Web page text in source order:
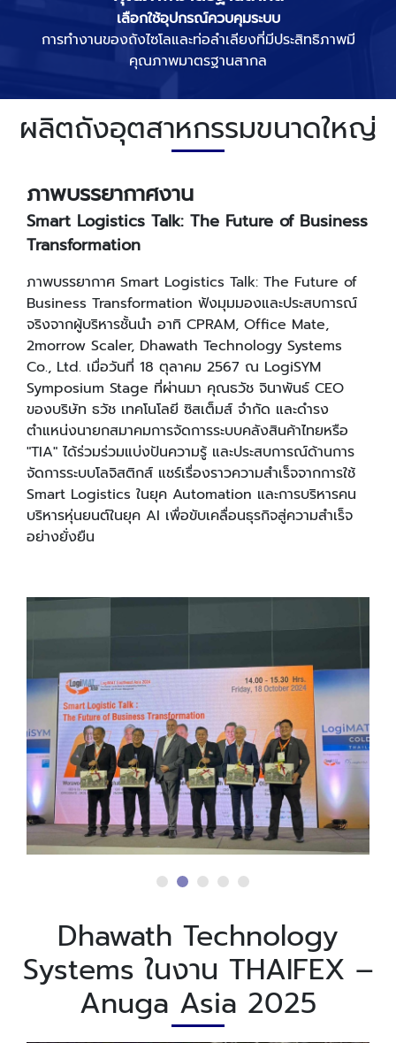
เลือกใช้อุปกรณ์ควบคุมระบบ
การทำงานของถังไซโลและท่อลำเลียงที่มีประสิทธิภาพมี
คุณภาพมาตรฐานสากล
ผลิตถังอุตสาหกรรมขนาดใหญ่
ภาพบรรยากาศงาน
Smart Logistics Talk: The Future of Business
Transformation
ภาพบรรยากาศ Smart Logistics Talk: The Future of
Business Transformation ฟังมุมมองและประสบการณ์
จริงจากผู้บริหารชั้นนำ อาทิ CPRAM, Office Mate,
2morrow Scaler, Dhawath Technology Systems
Co., Ltd. เมื่อวันที่ 18 ตุลาคม 2567 ณ LogiSYM
Symposium Stage ที่ผ่านมา คุณธวัช จินาพันธ์ CEO
ของบริษัท ธวัช เทคโนโลยี ซิสเต็มส์ จำกัด และดำรง
ตำแหน่งนายกสมาคมการจัดการระบบคลังสินค้าไทยหรือ
"TIA" ได้ร่วมร่วมแบ่งปันความรู้ และประสบการณ์ด้านการ
จัดการระบบโลจิสติกส์ แชร์เรื่องราวความสำเร็จจากการใช้
Smart Logistics ในยุค Automation และการบริหารคน
บริหารหุ่นยนต์ในยุค AI เพื่อขับเคลื่อนธุรกิจสู่ความสำเร็จ
อย่างยั่งยืน
Dhawath Technology
Systems ในงาน THAIFEX –
Anuga Asia 2025